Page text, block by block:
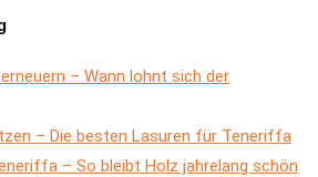
– Wann lohnt sich der
– Die besten Lasuren für Teneriffa
– So bleibt Holz jahrelang schön